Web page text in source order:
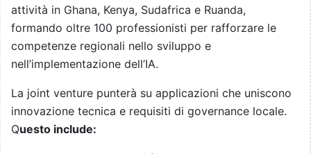
attività in Ghana, Kenya, Sudafrica e Ruanda,
formando oltre 100 professionisti per rafforzare le
competenze regionali nello sviluppo e
nell’implementazione dell’IA.
La joint venture punterà su applicazioni che uniscono
innovazione tecnica e requisiti di governance locale.
Questo include: